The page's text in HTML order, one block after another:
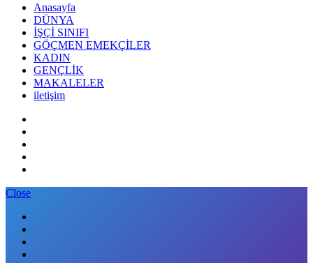
Anasayfa
DÜNYA
İŞÇİ SINIFI
GÖÇMEN EMEKÇİLER
KADIN
GENÇLİK
MAKALELER
iletişim
Close